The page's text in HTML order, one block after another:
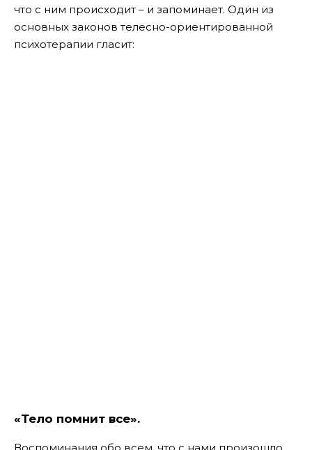
что с ним происходит – и запоминает. Один из
основных законов телесно-ориентированной
психотерапии гласит:
«Тело помнит все».